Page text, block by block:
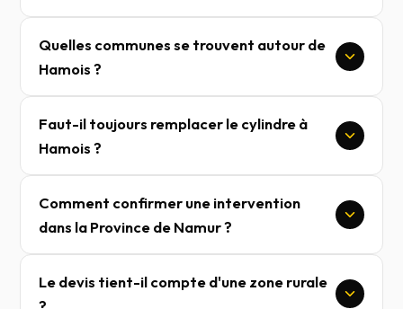
Quelles communes se trouvent autour de
Hamois ?
Faut-il toujours remplacer le cylindre à
Hamois ?
Comment confirmer une intervention
dans la Province de Namur ?
Le devis tient-il compte d'une zone rurale